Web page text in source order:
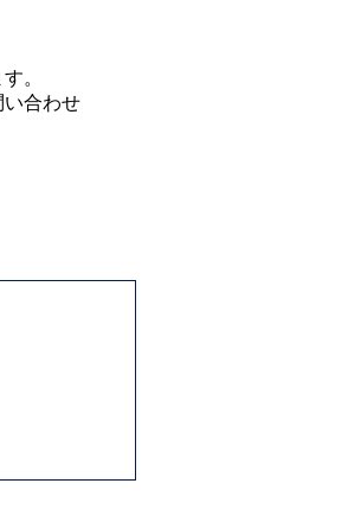
。
い合わせ